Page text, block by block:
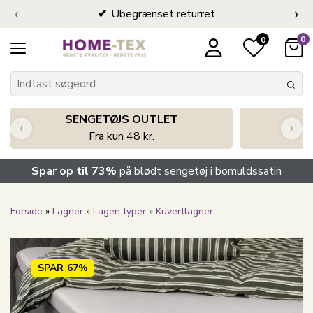
Ubegrænset returret
‹ ›
0 0
SENGETØJS OUTLET
Fra kun 48 kr.
‹ ›
Spar op til 73% på blødt sengetøj i bomuldssatin
Forside » Lagner » Lagen typer » Kuvertlagner
SPAR 67%